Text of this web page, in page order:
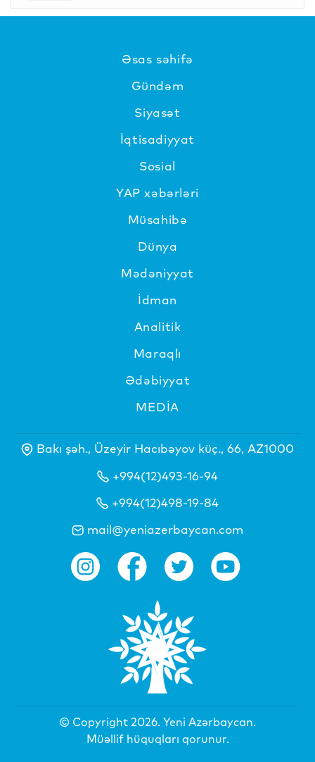
Əsas səhifə
Gündəm
Siyasət
İqtisadiyyat
Sosial
YAP xəbərləri
Müsahibə
Dünya
Mədəniyyat
İdman
Analitik
Maraqlı
Ədəbiyyat
MEDİA
Bakı şəh., Üzeyir Hacıbəyov küç., 66, AZ1000
+994(12)493-16-94
+994(12)498-19-84
mail@yeniazerbaycan.com
© Copyright 2026. Yeni Azərbaycan.
Müəllif hüquqları qorunur.